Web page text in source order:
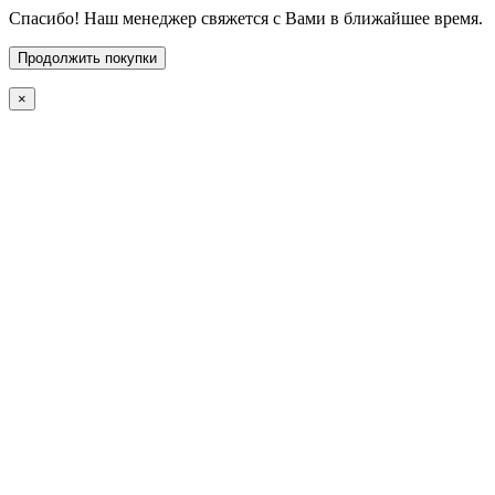
Спасибо! Наш менеджер свяжется с Вами в ближайшее время.
Продолжить покупки
×